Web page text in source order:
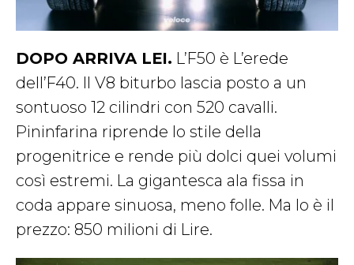
DOPO ARRIVA LEI. L’F50 è L’erede
dell’F40. Il V8 biturbo lascia posto a un
sontuoso 12 cilindri con 520 cavalli.
Pininfarina riprende lo stile della
progenitrice e rende più dolci quei volumi
così estremi. La gigantesca ala fissa in
coda appare sinuosa, meno folle. Ma lo è il
prezzo: 850 milioni di Lire.